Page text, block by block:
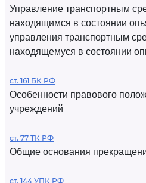
Управление транспортным
находящимся в состоянии
управления транспортным
находящемуся в состоянии
ст. 161 БК РФ
Особенности правового
учреждений
ст. 77 ТК РФ
Общие основания
ст. 144 УПК РФ